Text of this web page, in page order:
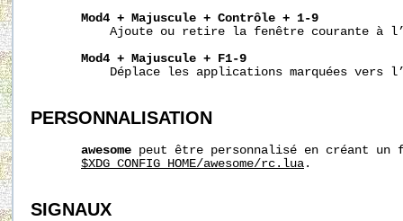
Mod4 + Majuscule + Contrôle + 1-9
Ajoute ou retire la fenêtre courante à
Mod4 + Majuscule + F1-9
Déplace les applications marquées vers
PERSONNALISATION
awesome peut être personnalisé en créant
$XDG_CONFIG_HOME/awesome/rc.lua .
SIGNAUX